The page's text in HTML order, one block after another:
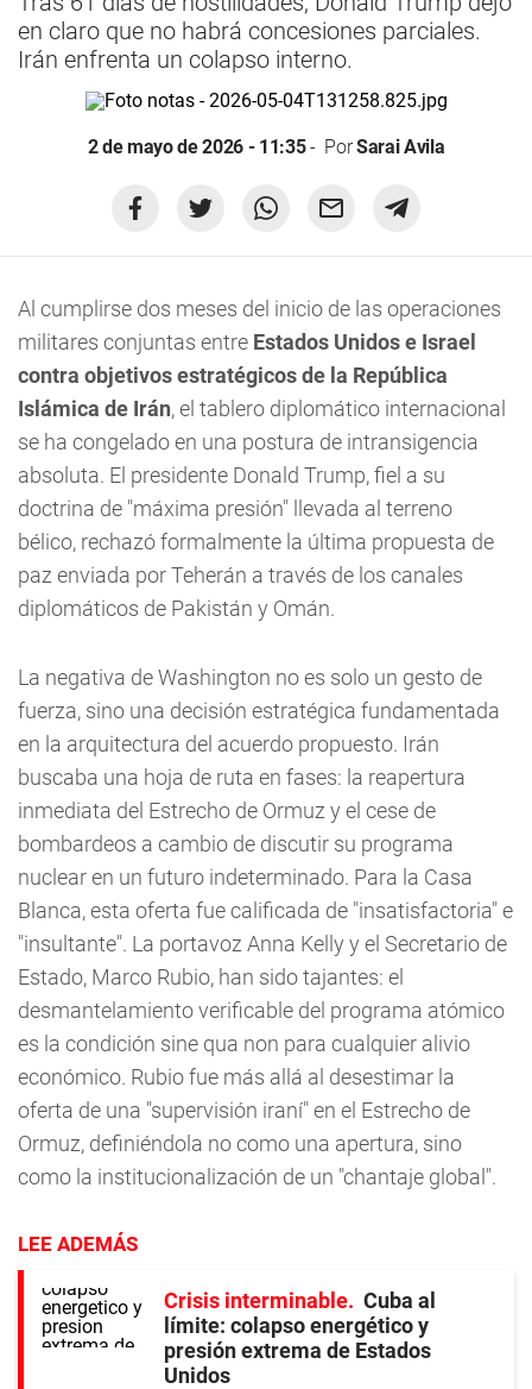
en claro que no habrá concesiones parciales.
Irán enfrenta un colapso interno.
2 de mayo de 2026 - 11:35 PorSarai Avila
Al cumplirse dos meses del inicio de las operaciones
militares conjuntas entre Estados Unidos e Israel
contra objetivos estratégicos de la República
Islámica de Irán, el tablero diplomático internacional
se ha congelado en una postura de intransigencia
absoluta. El presidente Donald Trump, fiel a su
doctrina de "máxima presión" llevada al terreno
bélico, rechazó formalmente la última propuesta de
paz enviada por Teherán a través de los canales
diplomáticos de Pakistán y Omán.
La negativa de Washington no es solo un gesto de
fuerza, sino una decisión estratégica fundamentada
en la arquitectura del acuerdo propuesto. Irán
buscaba una hoja de ruta en fases: la reapertura
inmediata del Estrecho de Ormuz y el cese de
bombardeos a cambio de discutir su programa
nuclear en un futuro indeterminado. Para la Casa
Blanca, esta oferta fue calificada de "insatisfactoria" e
"insultante". La portavoz Anna Kelly y el Secretario de
Estado, Marco Rubio, han sido tajantes: el
desmantelamiento verificable del programa atómico
es la condición sine qua non para cualquier alivio
económico. Rubio fue más allá al desestimar la
oferta de una "supervisión iraní" en el Estrecho de
Ormuz, definiéndola no como una apertura, sino
como la institucionalización de un "chantaje global".
LEE ADEMÁS
Crisis interminable
Cuba al
límite: colapso energético y
presión extrema de Estados
Unidos